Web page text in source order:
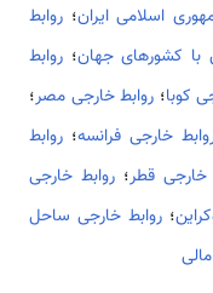
اسلامی ایران؛ روابط
با کشورهای جهان؛ روابط
کوبا؛ روابط خارجی مصر؛
خارجی فرانسه؛ روابط
خارجی قطر؛ روابط خارجی
؛روابط خارجی ساحل